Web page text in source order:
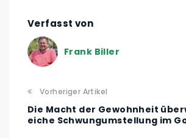
Verfasst von
Frank Biller
Vorheriger Artikel
Die Macht der Gewohnheit
eiche Schwungumstellung im